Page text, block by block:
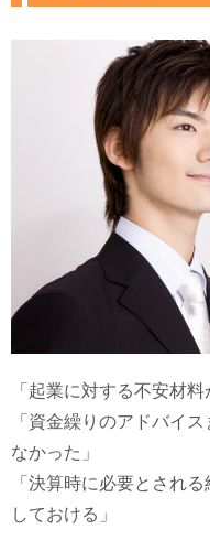
「起業に対する不安材料
「資金繰りのアドバイ
なかった」
「決算時に必要とされ
しておける」